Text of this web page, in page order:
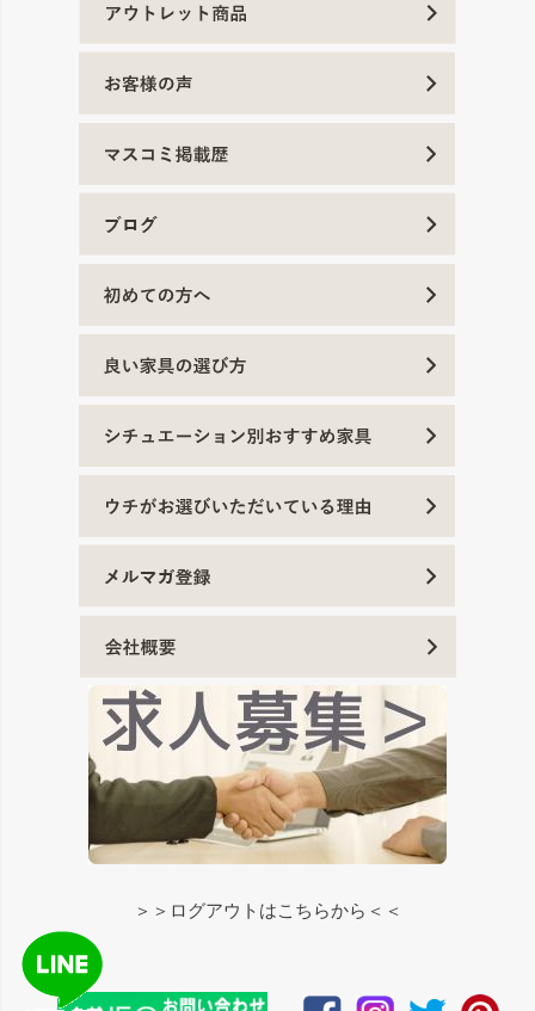
＞＞ログアウトはこちらから＜＜